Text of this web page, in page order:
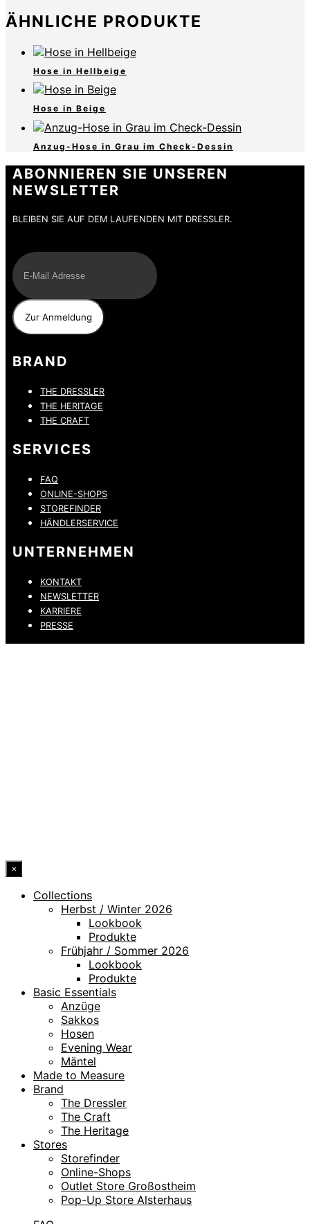
ÄHNLICHE PRODUKTE
Hose in Hellbeige
Hose in Beige
Anzug-Hose in Grau im Check-Dessin
ABONNIEREN SIE UNSEREN
NEWSLETTER
BLEIBEN SIE AUF DEM LAUFENDEN MIT DRESSLER.
BRAND
THE DRESSLER
THE HERITAGE
THE CRAFT
SERVICES
FAQ
ONLINE-SHOPS
STOREFINDER
HÄNDLERSERVICE
UNTERNEHMEN
KONTAKT
NEWSLETTER
KARRIERE
PRESSE
×
Collections
Herbst / Winter 2026
Lookbook
Produkte
Frühjahr / Sommer 2026
Lookbook
Produkte
Basic Essentials
Anzüge
Sakkos
Hosen
Evening Wear
Mäntel
Made to Measure
Brand
The Dressler
The Craft
The Heritage
Stores
Storefinder
Online-Shops
Outlet Store Großostheim
Pop-Up Store Alsterhaus